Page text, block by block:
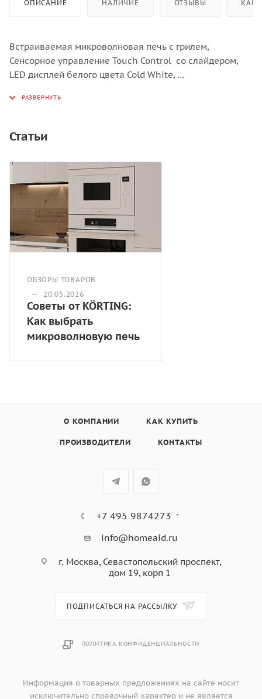
ОПИСАНИЕ НАЛИЧИЕ ОТЗЫВЫ КАК
Встраиваемая микроволновая печь с грилем,
Сенсорное управление Touch Control со слайдером,
LED дисплей белого цвета Cold White,
Гриль (мощность 1000 Вт)
21 автоматическая программа,
Функция «Защита детей»,
Материал внутренней поверхности - нержавеющая
Размер (ВхШхГ): 382х594х370,
Цвет - черное стекло
Статьи
ОБЗОРЫ ТОВАРОВ
—
20.05.2026
Советы от KÖRTING:
Как выбрать
микроволновую печь
О КОМПАНИИ КАК КУПИТЬ
ПРОИЗВОДИТЕЛИ КОНТАКТЫ
+7 495 9874273
info@homeaid.ru
г. Москва, Севастопольский проспект,
дом 19, корп 1
ПОДПИСАТЬСЯ НА РАССЫЛКУ
ПОЛИТИКА КОНФИДЕНЦИАЛЬНОСТИ
Информация о товарных предложениях на сайте носит
исключительно справочный характер и не является